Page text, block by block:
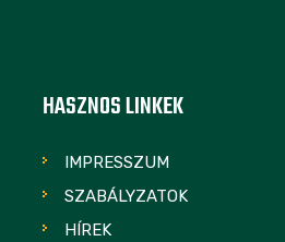
HASZNOS LINKEK
IMPRESSZUM
SZABÁLYZATOK
HÍREK